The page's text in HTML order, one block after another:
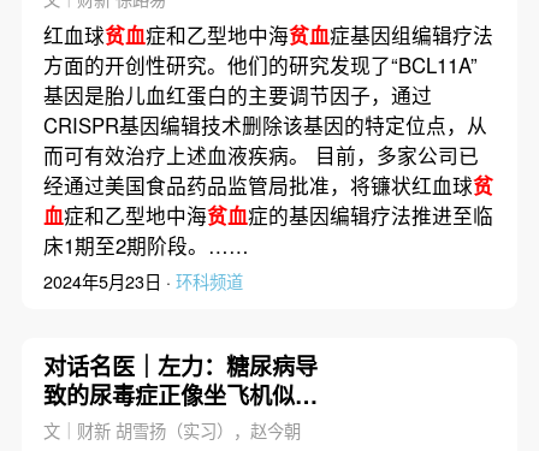
红血球贫血症和乙型地中海贫血症基因组编辑疗法
方面的开创性研究。他们的研究发现了“BCL11A”
基因是胎儿血红蛋白的主要调节因子，通过
CRISPR基因编辑技术删除该基因的特定位点，从
而可有效治疗上述血液疾病。 目前，多家公司已
经通过美国食品药品监管局批准，将镰状红血球贫
血症和乙型地中海贫血症的基因编辑疗法推进至临
床1期至2期阶段。……
2024年5月23日 · 环科频道
对话名医｜左力：糖尿病导
致的尿毒症正像坐飞机似的
往上涨
文｜财新 胡雪扬（实习），赵今朝